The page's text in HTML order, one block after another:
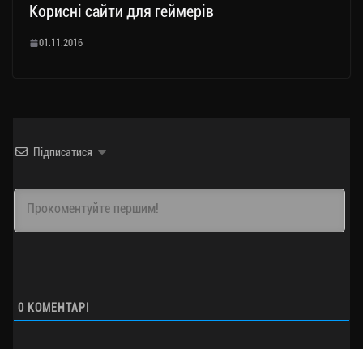
Корисні сайти для геймерів
01.11.2016
Підписатися
0 КОМЕНТАРІ